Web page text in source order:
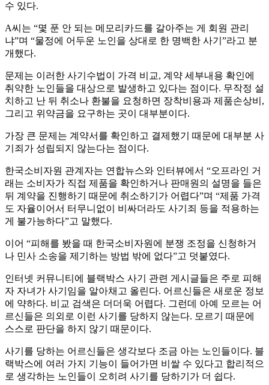
수 있다.
A씨는 “몇 푼 안 되는 메모리카드를 갈아주는 게 회원 관리
냐”며 “물정에 어두운 노인을 상대로 한 명백한 사기”라고 분
개했다.
문제는 이러한 사기수법이 가격 비교, 계약 세부내용 확인에
취약한 노인들을 대상으로 발생하고 있다는 점이다. 무작정 설
치하고 난 뒤 취소나 환불을 요청하면 장착비용과 제품손상비,
그리고 위약금을 요구하는 곳이 대부분이다.
가장 큰 문제는 계약서를 확인하고 결제했기 때문에 대부분 사
기죄가 성립되지 않는다는 점이다.
한국소비자원 관계자는 연합뉴스와 인터뷰에서 “오프라인 거
래는 소비자가 직접 제품을 확인하거나 판매원의 설명을 들은
뒤 계약을 진행하기 때문에 취소하기가 어렵다”며 “제품 가격
도 자율이어서 터무니없이 비싸더라도 사기죄 등을 적용하는
게 불가능하다”고 말했다.
이어 “피해를 봤을 때 한국소비자원에 분쟁 조정을 신청하거
나 민사 소송을 제기하는 방법 밖에 없다”고 덧붙였다.
인터넷 커뮤니티에 블랙박스 사기 관련 게시글들은 주로 피해
자 자녀가 사기임을 알아채고 올린다. 어르신들은 새로운 정보
에 약하다. 비교 검색은 더더욱 어렵다. 그런데 아예 모르는 어
르신들은 의외로 이런 사기를 당하지 않는다. 모르기 때문에
스스로 판단을 하지 않기 때문이다.
사기를 당하는 어르신들은 생각보다 조금 아는 노인들이다. 블
랙박스에 여러 가지 기능이 들어가면 비쌀 수 있다고 합리적으
로 생각하는 노인들이 오히려 사기를 당하기가 더 쉽다.